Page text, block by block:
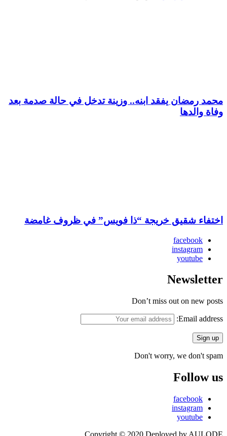
محمد رمضان يفقد ابنه.. وزينة تدخل في حالة صدمة بعد
وفاة والدها
اختفاء شقيق خريجة “ذا فويس” في ظروف غامضة
facebook
instagram
youtube
Newsletter
Don’t miss out on new posts
Email address:
Don't worry, we don't spam
Follow us
facebook
instagram
youtube